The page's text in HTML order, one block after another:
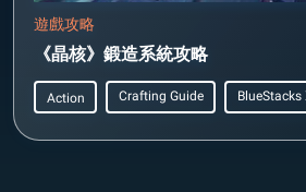
遊戲攻略
《晶核》鍛造系統攻略
Action Crafting Guide BlueStacks